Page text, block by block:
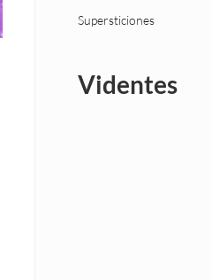
Supersticiones
Videntes